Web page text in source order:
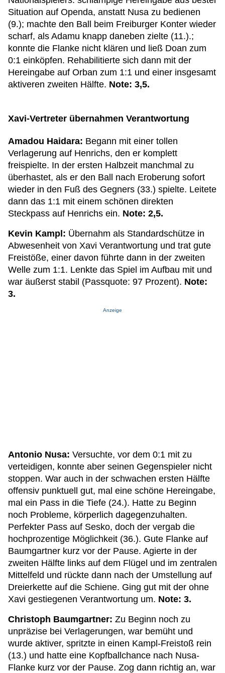
Situation auf Openda, anstatt Nusa zu bedienen
(9.); machte den Ball beim Freiburger Konter wieder
scharf, als Adamu knapp daneben zielte (11.).;
konnte die Flanke nicht klären und ließ Doan zum
0:1 einköpfen. Rehabilitierte sich dann mit der
Hereingabe auf Orban zum 1:1 und einer insgesamt
aktiveren zweiten Hälfte. Note: 3,5.
Xavi-Vertreter übernahmen Verantwortung
Amadou Haidara: Begann mit einer tollen
Verlagerung auf Henrichs, den er komplett
freispielte. In der ersten Halbzeit manchmal zu
überhastet, als er den Ball nach Eroberung sofort
wieder in den Fuß des Gegners (33.) spielte. Leitete
dann das 1:1 mit einem schönen direkten
Steckpass auf Henrichs ein. Note: 2,5.
Kevin Kampl: Übernahm als Standardschütze in
Abwesenheit von Xavi Verantwortung und trat gute
Freistöße, einer davon führte dann in der zweiten
Welle zum 1:1. Lenkte das Spiel im Aufbau mit und
war äußerst stabil (Passquote: 97 Prozent). Note:
3.
Anzeige
Antonio Nusa: Versuchte, vor dem 0:1 mit zu
verteidigen, konnte aber seinen Gegenspieler nicht
stoppen. War auch in der schwachen ersten Hälfte
offensiv punktuell gut, mal eine schöne Hereingabe,
mal ein Pass in die Tiefe (24.). Hatte zu Beginn
noch Probleme, körperlich dagegenzuhalten.
Perfekter Pass auf Sesko, doch der vergab die
hochprozentige Möglichkeit (36.). Gute Flanke auf
Baumgartner kurz vor der Pause. Agierte in der
zweiten Hälfte links auf dem Flügel und im zentralen
Mittelfeld und rückte dann nach der Umstellung auf
Dreierkette auf die Schiene. Ging gut mit der ohne
Xavi gestiegenen Verantwortung um. Note: 3.
Christoph Baumgartner: Zu Beginn noch zu
unpräzise bei Verlagerungen, war bemüht und
wurde aktiver, spritzte in einen Kampl-Freistoß rein
(13.) und hatte eine Kopfballchance nach Nusa-
Flanke kurz vor der Pause. Zog dann richtig an, war